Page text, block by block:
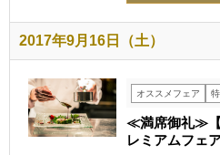
2017年9月16日（土）
オススメフェア
≪満席御礼≫【
レミアムフェ